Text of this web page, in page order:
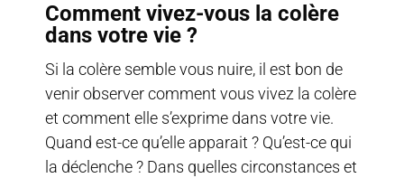
Comment vivez-vous la colère
dans votre vie ?
Si la colère semble vous nuire, il est bon de
venir observer comment vous vivez la colère
et comment elle s’exprime dans votre vie.
Quand est-ce qu’elle apparait ? Qu’est-ce qui
la déclenche ? Dans quelles circonstances et